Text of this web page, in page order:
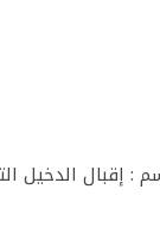
إقبال الدخيل